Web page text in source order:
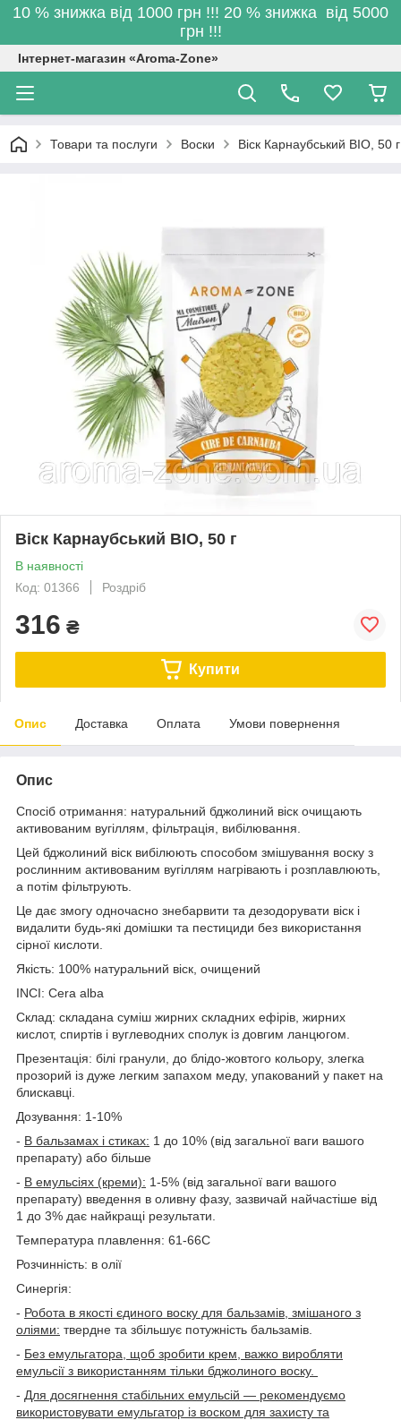
10 % знижка від 1000 грн !!! 20 % знижка від 5000
грн !!!
Інтернет-магазин «Aroma-Zone»
Товари та послуги Воски Віск Карнаубський BIO, 50 г
Віск Карнаубський BIO, 50 г
В наявності
Код: 01366
Роздріб
316 ₴
Купити
Опис Доставка Оплата Умови повернення
Опис
Спосіб отримання: натуральний бджолиний віск очищають
активованим вугіллям, фільтрація, вибілювання.
Цей бджолиний віск вибілюють способом змішування воску з
рослинним активованим вугіллям нагрівають і розплавлюють,
а потім фільтрують.
Це дає змогу одночасно знебарвити та дезодорувати віск і
видалити будь-які домішки та пестициди без використання
сірної кислоти.
Якість: 100% натуральний віск, очищений
INCI: Cera alba
Склад: складана суміш жирних складних ефірів, жирних
кислот, спиртів і вуглеводних сполук із довгим ланцюгом.
Презентація: білі гранули, до блідо-жовтого кольору, злегка
прозорий із дуже легким запахом меду, упакований у пакет на
блискавці.
Дозування: 1-10%
- В бальзамах і стиках: 1 до 10% (від загальної ваги вашого
препарату) або більше
- В емульсіях (креми): 1-5% (від загальної ваги вашого
препарату) введення в оливну фазу, зазвичай найчастіше від
1 до 3% дає найкращі результати.
Температура плавлення: 61-66C
Розчинність: в олії
Синергія:
- Робота в якості єдиного воску для бальзамів, змішаного з
оліями: твердне та збільшує потужність бальзамів.
- Без емульгатора, щоб зробити крем, важко виробляти
емульсії з використанням тільки бджолиного воску.
- Для досягнення стабільних емульсій — рекомендуємо
використовувати емульгатор із воском для захисту та